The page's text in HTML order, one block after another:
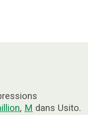
, M dans Usito.